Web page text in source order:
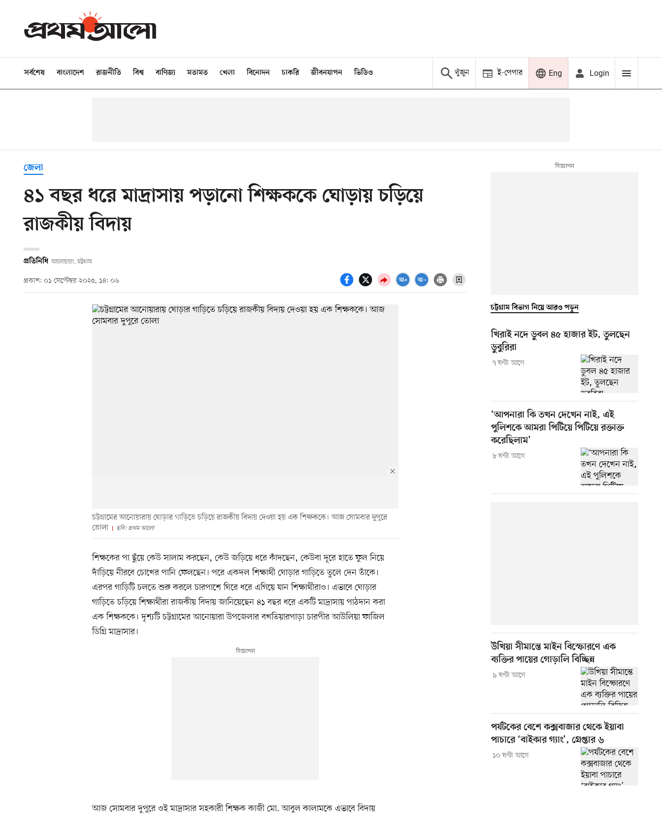
সর্বশেষ বাংলাদেশ রাজনীতি বিশ্ব বাণিজ্য মতামত খেলা বিনোদন চাকরি জীবনযাপন ভিডিও খুঁজুন ই-পেপার Eng Login
জেলা
৪১ বছর ধরে মাদ্রাসায় পড়ানো শিক্ষককে ঘোড়ায় চড়িয়ে
রাজকীয় বিদায়
প্রতিনিধি আনোয়ারা, চট্টগ্রাম
প্রকাশ: ০১ সেপ্টেম্বর ২০২৫, ১৪: ০৬
চট্টগ্রামের আনোয়ারায় ঘোড়ার গাড়িতে চড়িয়ে রাজকীয় বিদায় দেওয়া হয় এক শিক্ষককে। আজ সোমবার দুপুরে
তোলা
ছবি: প্রথম আলো
শিক্ষকের পা ছুঁয়ে কেউ সালাম করছেন, কেউ জড়িয়ে ধরে কাঁদছেন, কেউবা দূরে হাতে ফুল নিয়ে
দাঁড়িয়ে নীরবে চোখের পানি ফেলছেন। পরে একদল শিক্ষার্থী ঘোড়ার গাড়িতে তুলে দেন তাঁকে।
এরপর গাড়িটি চলতে শুরু করলে চারপাশে ঘিরে ধরে এগিয়ে যান শিক্ষার্থীরাও। এভাবে ঘোড়ার
গাড়িতে চড়িয়ে শিক্ষার্থীরা রাজকীয় বিদায় জানিয়েছেন ৪১ বছর ধরে একটি মাদ্রাসায় পাঠদান করা
এক শিক্ষককে। দৃশ্যটি চট্টগ্রামের আনোয়ারা উপজেলার বখতিয়ারপাড়া চারপীর আউলিয়া ফাজিল
ডিগ্রি মাদ্রাসার।
আজ সোমবার দুপুরে ওই মাদ্রাসার সহকারী শিক্ষক কাজী মো. আবুল কালামকে এভাবে বিদায়
চট্টগ্রাম বিভাগ নিয়ে আরও পড়ুন
খিরাই নদে ডুবল ৪৫ হাজার ইট, তুলছেন
ডুবুরিরা
৭ ঘণ্টা আগে
‘আপনারা কি তখন দেখেন নাই, এই
পুলিশকে আমরা পিটিয়ে পিটিয়ে রক্তাক্ত
করেছিলাম’
৮ ঘণ্টা আগে
উখিয়া সীমান্তে মাইন বিস্ফোরণে এক
ব্যক্তির পায়ের গোড়ালি বিচ্ছিন্ন
৯ ঘণ্টা আগে
পর্যটকের বেশে কক্সবাজার থেকে ইয়াবা
পাচারে ‘বাইকার গ্যাং’, গ্রেপ্তার ৬
১০ ঘণ্টা আগে